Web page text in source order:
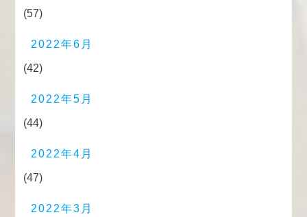
(57)
2022年6月
(42)
2022年5月
(44)
2022年4月
(47)
2022年3月